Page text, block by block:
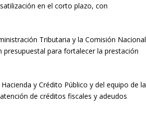
en el corto plazo, con
Tributaria y la Comisión Nacional
para fortalecer la prestación
y Crédito Público y del equipo de la
de créditos fiscales y adeudos